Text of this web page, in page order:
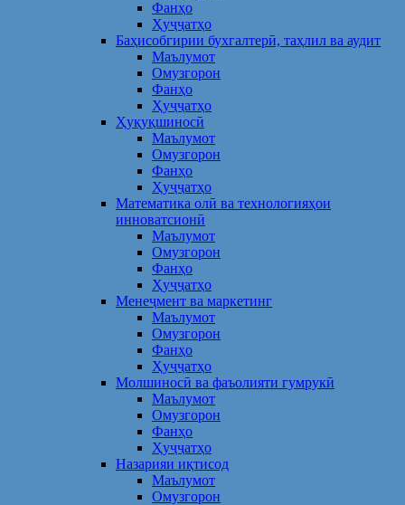
Фанҳо
Ҳуҷҷатҳо
Баҳисобгирии бухгалтерӣ, таҳлил ва аудит
Маълумот
Омузгорон
Фанҳо
Ҳуҷҷатҳо
Ҳуқуқшиносӣ
Маълумот
Омузгорон
Фанҳо
Ҳуҷҷатҳо
Математика олӣ ва технологияҳои
инноватсионӣ
Маълумот
Омузгорон
Фанҳо
Ҳуҷҷатҳо
Менеҷмент ва маркетинг
Маълумот
Омузгорон
Фанҳо
Ҳуҷҷатҳо
Молшиносӣ ва фаъолияти гумрукӣ
Маълумот
Омузгорон
Фанҳо
Ҳуҷҷатҳо
Назарияи иқтисод
Маълумот
Омузгорон